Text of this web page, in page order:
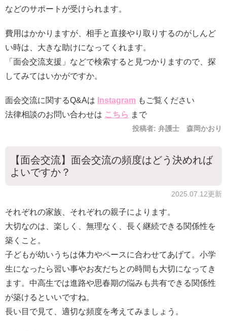
などのサポートが受けられます。
費用はかかりますが、相手と直接やり取りするのがしんど
い時は、大きな助けになってくれます。
「面会交流支援」などで検索すると見つかりますので、探
してみてはいかがですか。
面会交流に関するQ&Aは Instagram もご覧ください
法律相談のお問い合わせは こちら まで
投稿者: 弁護士 森岡かおり
【面会交流】面会交流の頻度はどう決めれば
よいですか？
2025.07.12更新
それぞれの家族、それぞれの親子によります。
大切なのは、楽しく、無理なく、長く継続できる関係性を
築くこと。
子どもが幼いうちは体力やペースに合わせてあげて。小学
生になったら習い事やお友だちとの時間も大切になってき
ます。中高生では進路や思春期の悩みも共有できる関係性
が築けるといいですね。
長い目で見て、適切な頻度を考えてみましょう。